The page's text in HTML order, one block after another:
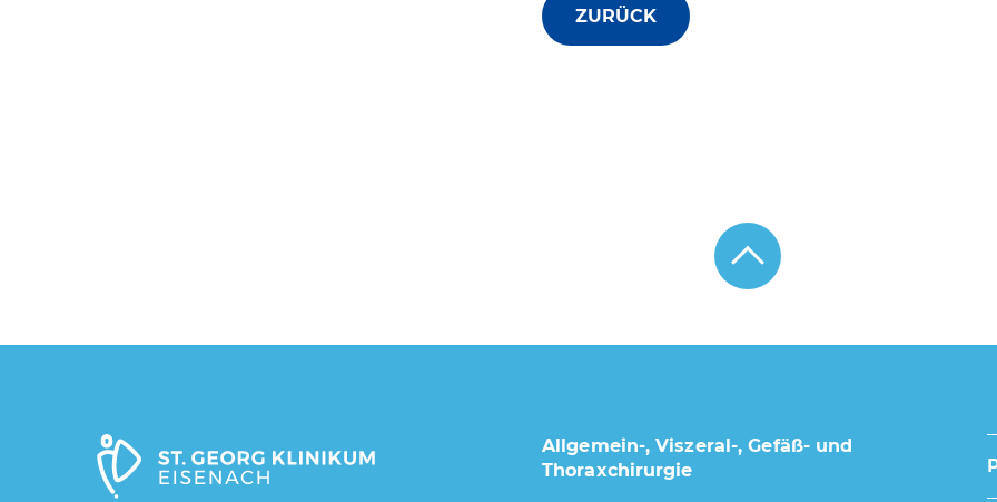
ZURÜCK
Allgemein-, Viszeral-, Gefäß- und
Thoraxchirurgie